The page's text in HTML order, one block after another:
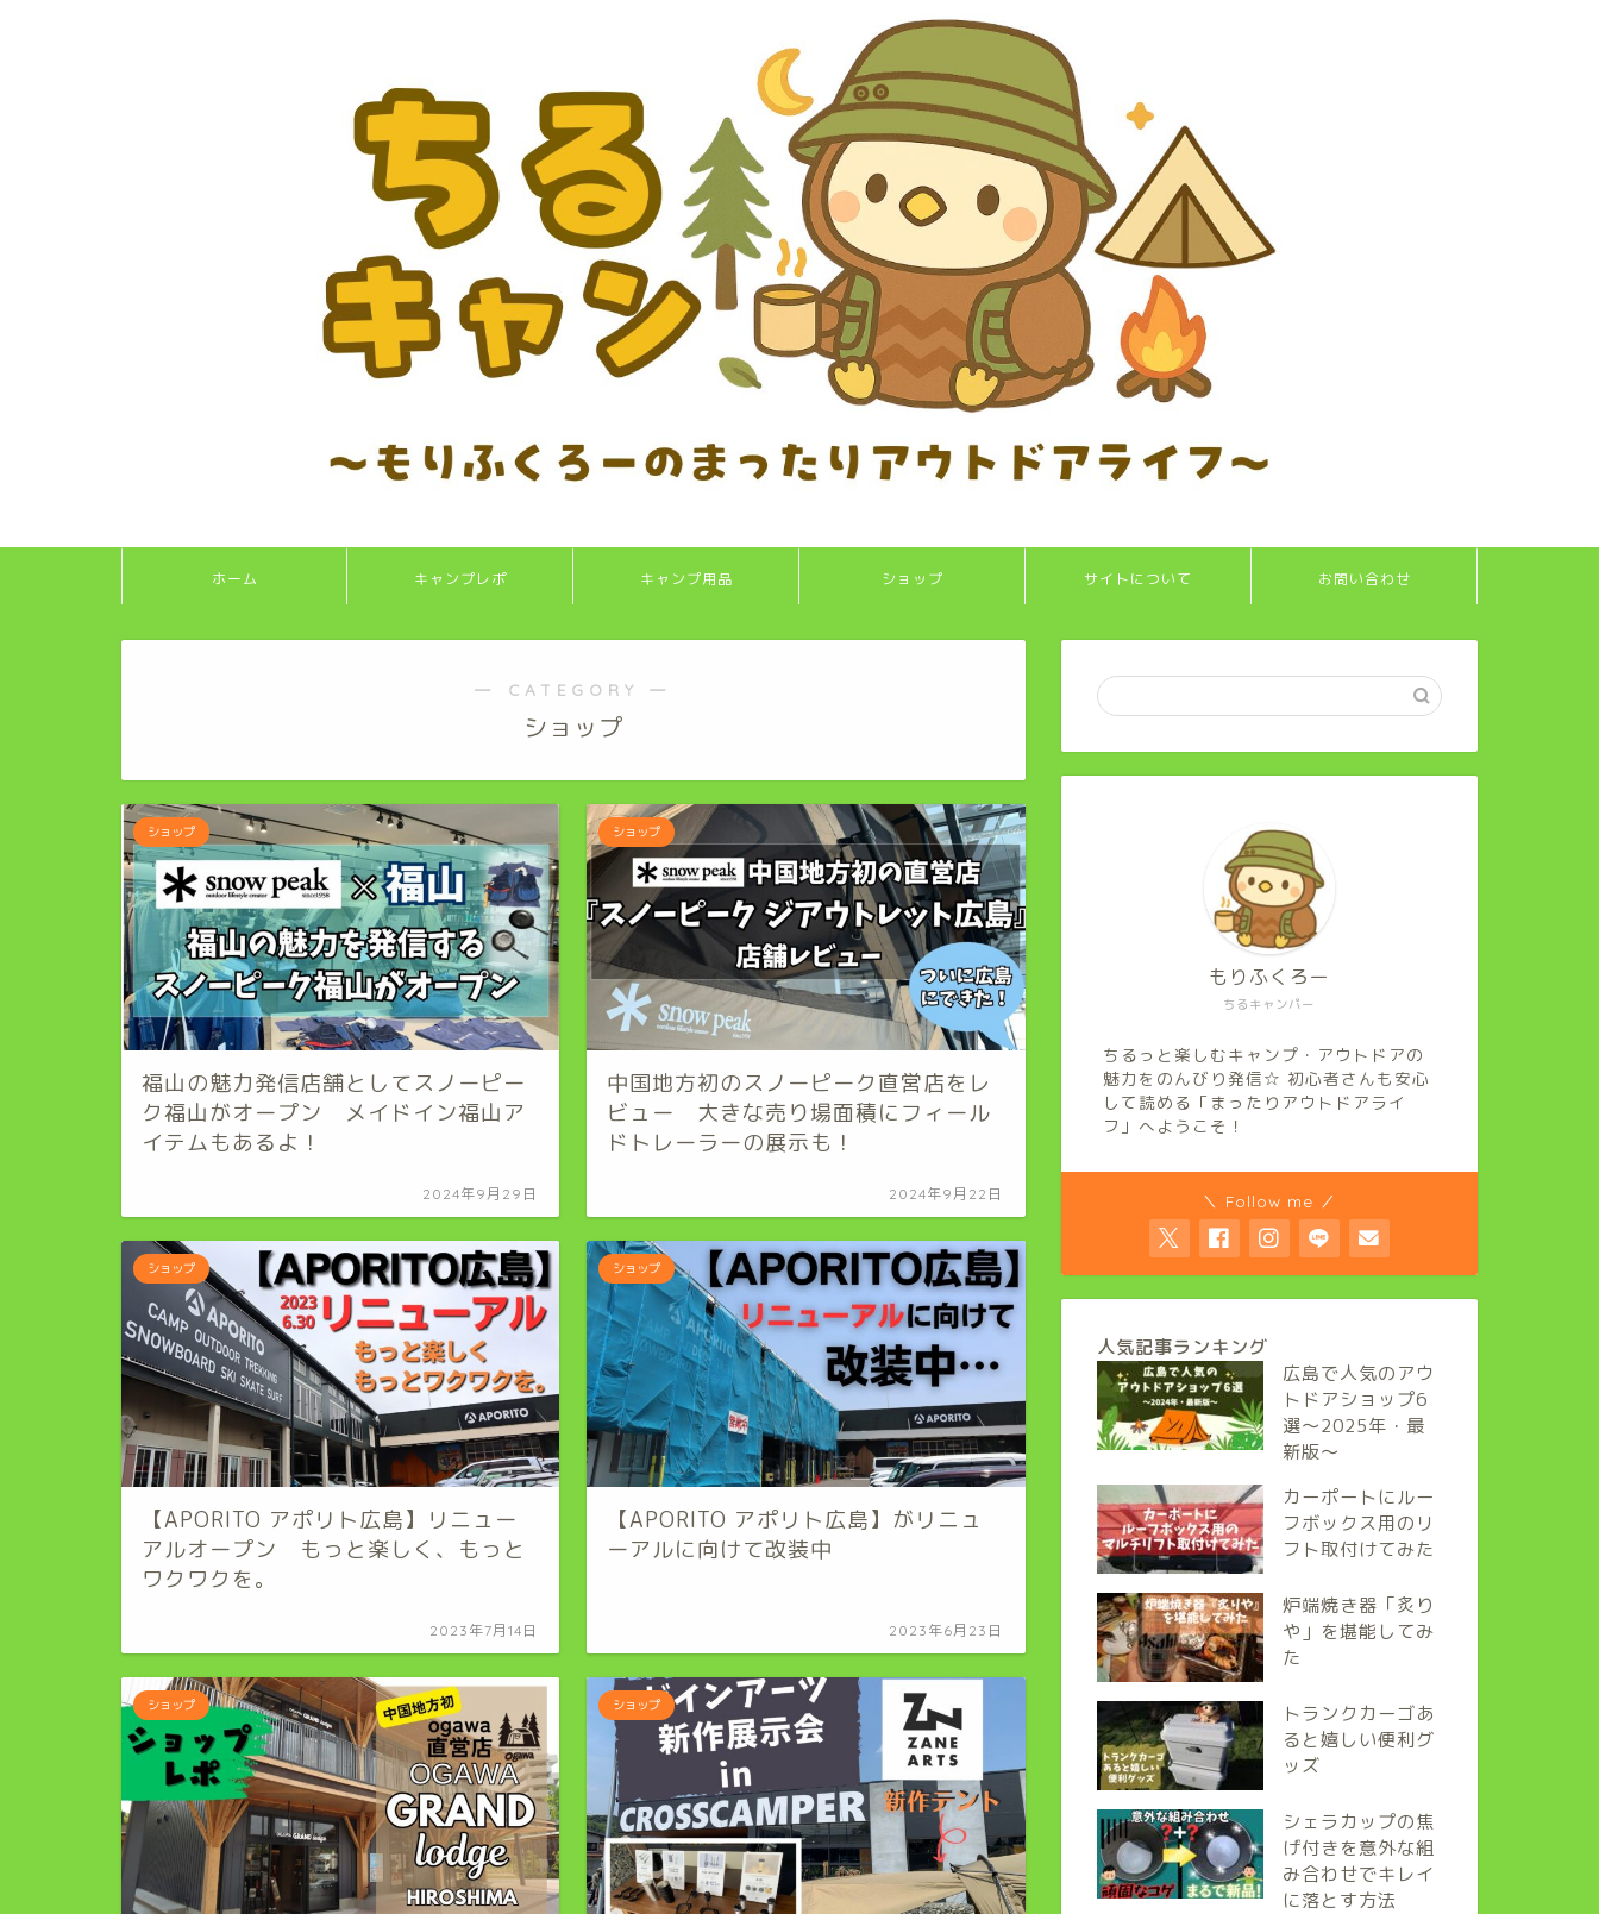
ホーム キャンプレポ キャンプ用品 ショップ サイトについて お問い合わせ
― CATEGORY ―
ショップ
ショップ
福山の魅力発信店舗としてスノーピー
ク福山がオープン メイドイン福山ア
イテムもあるよ！
2024年9月29日
ショップ
中国地方初のスノーピーク直営店をレ
ビュー 大きな売り場面積にフィール
ドトレーラーの展示も！
2024年9月22日
ショップ
【APORITO アポリト広島】リニュー
アルオープン もっと楽しく、もっと
ワクワクを。
2023年7月14日
ショップ
【APORITO アポリト広島】がリニュ
ーアルに向けて改装中
2023年6月23日
ショップ ショップ
ちるキャンパー
もりふくろー
ちるっと楽しむキャンプ・アウトドアの
魅力をのんびり発信☆ 初心者さんも安心
して読める「まったりアウトドアライ
フ」へようこそ！
＼ Follow me ／
人気記事ランキング
広島で人気のアウ
トドアショップ6
選～2025年・最
新版～
カーポートにルー
フボックス用のリ
フト取付けてみた
炉端焼き器「炙り
や」を堪能してみ
た
トランクカーゴあ
ると嬉しい便利グ
ッズ
シェラカップの焦
げ付きを意外な組
み合わせでキレイ
に落とす方法